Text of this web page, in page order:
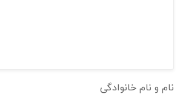
نام و نام خانوادگی